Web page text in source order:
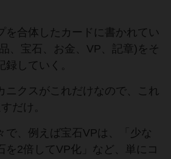
を合体したカードに書かれてい
、宝石、お金、VP、記章)をそ
していく。
ニクスがこれだけなので、これ
だけ。
で、例えば宝石VPは、「少な
を2倍してVP化」など、単にコ